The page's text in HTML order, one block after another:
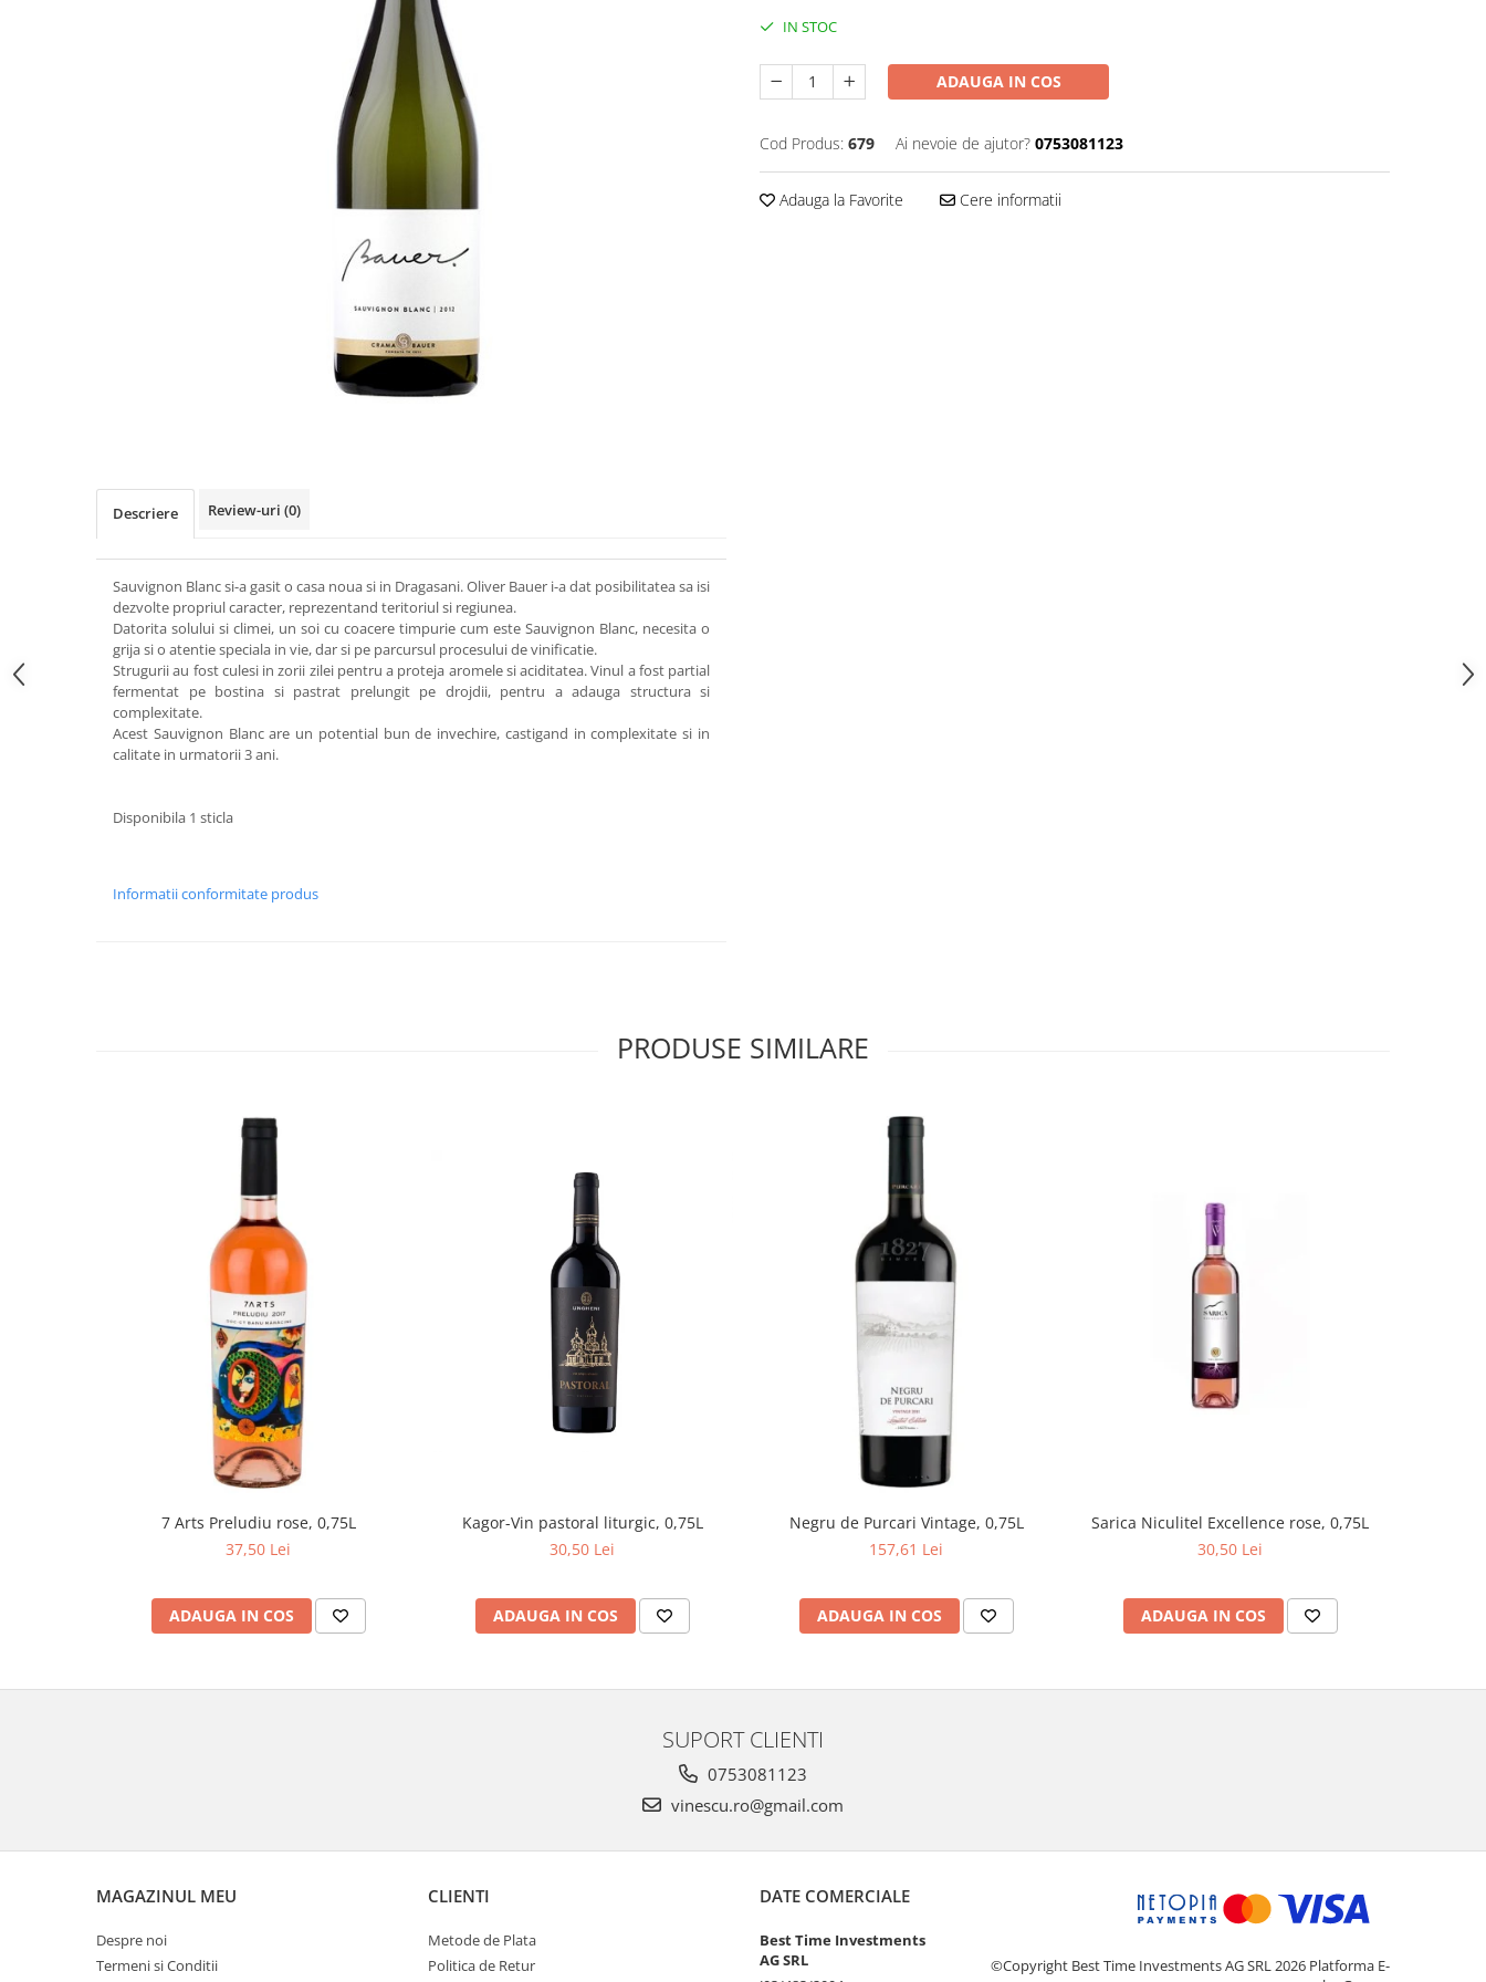
IN STOC
ADAUGA IN COS
Cod Produs: 679 Ai nevoie de ajutor? 0753081123
Adauga la Favorite Cere informatii
Descriere Review-uri (0)
Sauvignon Blanc si-a gasit o casa noua si in Dragasani. Oliver Bauer i-a dat posibilitatea sa isi
dezvolte propriul caracter, reprezentand teritoriul si regiunea.
Datorita solului si climei, un soi cu coacere timpurie cum este Sauvignon Blanc, necesita o
grija si o atentie speciala in vie, dar si pe parcursul procesului de vinificatie.
Strugurii au fost culesi in zorii zilei pentru a proteja aromele si aciditatea. Vinul a fost partial
fermentat pe bostina si pastrat prelungit pe drojdii, pentru a adauga structura si
complexitate.
Acest Sauvignon Blanc are un potential bun de invechire, castigand in complexitate si in
calitate in urmatorii 3 ani.
Disponibila 1 sticla
Informatii conformitate produs
PRODUSE SIMILARE
7 Arts Preludiu rose, 0,75L
37,50 Lei
ADAUGA IN COS
Kagor-Vin pastoral liturgic, 0,75L
30,50 Lei
ADAUGA IN COS
Negru de Purcari Vintage, 0,75L
157,61 Lei
ADAUGA IN COS
Sarica Niculitel Excellence rose, 0,75L
30,50 Lei
ADAUGA IN COS
SUPORT CLIENTI
0753081123
vinescu.ro@gmail.com
MAGAZINUL MEU
Despre noi
Termeni si Conditii
CLIENTI
Metode de Plata
Politica de Retur
DATE COMERCIALE
Best Time Investments
AG SRL
©Copyright Best Time Investments AG SRL 2026 Platforma E-